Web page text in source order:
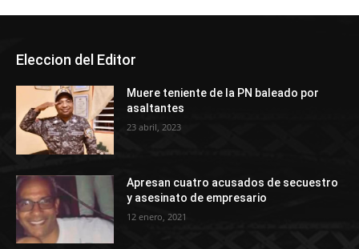
Eleccion del Editor
Muere teniente de la PN baleado por
asaltantes
23 abril, 2023
Apresan cuatro acusados de secuestro
y asesinato de empresario
12 enero, 2021